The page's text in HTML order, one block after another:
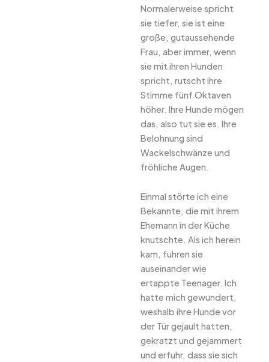
Normalerweise spricht
sie tiefer, sie ist eine
große, gutaussehende
Frau, aber immer, wenn
sie mit ihren Hunden
spricht, rutscht ihre
Stimme fünf Oktaven
höher. Ihre Hunde mögen
das, also tut sie es. Ihre
Belohnung sind
Wackelschwänze und
fröhliche Augen.
Einmal störte ich eine
Bekannte, die mit ihrem
Ehemann in der Küche
knutschte. Als ich herein
kam, fuhren sie
auseinander wie
ertappte Teenager. Ich
hatte mich gewundert,
weshalb ihre Hunde vor
der Tür gejault hatten,
gekratzt und gejammert
und erfuhr, dass sie sich